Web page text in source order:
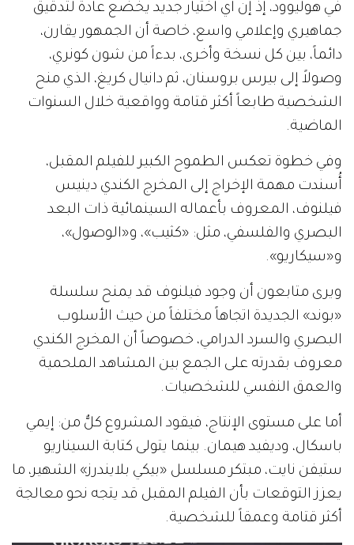
في هوليوود، إذ إن أي اختيار جديد يخضع عادة لتدقيق
جماهيري وإعلامي واسع، خاصة أن الجمهور يقارن،
دائماً، بين كل نسخة وأخرى، بدءاً من شون كونري،
وصولاً إلى بيرس بروسنان، ثم دانيال كريغ، الذي منح
الشخصية طابعاً أكثر قتامة وواقعية خلال السنوات
الماضية.
وفي خطوة تعكس الطموح الكبير للفيلم المقبل،
أُسندت مهمة الإخراج إلى المخرج الكندي دينيس
فيلنوف، المعروف بأعماله السينمائية ذات البعد
البصري والفلسفي، مثل: «كثيب»، و«الوصول»،
و«سيكاريو».
ويرى متابعون أن وجود فيلنوف قد يمنح سلسلة
«بوند» الجديدة اتجاهاً مختلفاً من حيث الأسلوب
البصري والسرد الدرامي، خصوصاً أن المخرج الكندي
معروف بقدرته على الجمع بين المشاهد الملحمية
والعمق النفسي للشخصيات.
أما على مستوى الإنتاج، فيقود المشروع كلٌّ من: إيمي
باسكال، وديفيد هيمان. بينما يتولى كتابة السيناريو
ستيفن نايت، مبتكر مسلسل «بيكي بلايندرز» الشهير، ما
يعزز التوقعات بأن الفيلم المقبل قد يتجه نحو معالجة
أكثر قتامة وعمقاً للشخصية.